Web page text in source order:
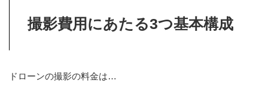
撮影費用にあたる3つ基本構成
ドローンの撮影の料金は…